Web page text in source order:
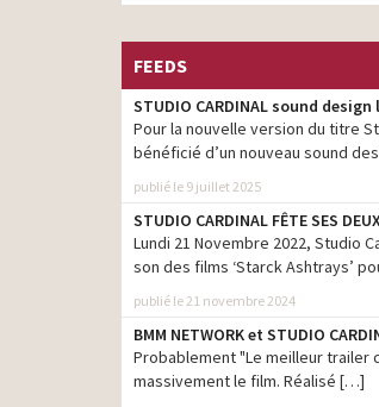
Caisse d’Épargne – Formule Famille
Cancer@Work – Face au cancer,
compte
Ibis Styles – Tous différents, tous
Lancôme – La Vie est Belle L’Elixir
Petit Navire – Le goût de
Abeille Assurances- Donner des
2024
BNP Paribas – Mobility4You
FEEDS
STUDIO CARDINAL sound
Pour la nouvelle version du titre
bénéficié d’un nouveau sound
publié le 9 juillet 2025
STUDIO CARDINAL FÊTE SES
Lundi 21 Novembre 2022, Studio
son des films ‘Starck Ashtrays’
publié le 21 novembre 2024
BMM NETWORK et STUDIO
Probablement "Le meilleur trailer
massivement le film. Réalisé […]